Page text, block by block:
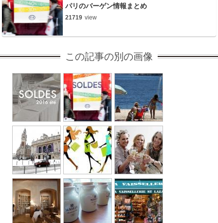
パリのバーゲン情報まとめ
21719 view
この記事の別の画像